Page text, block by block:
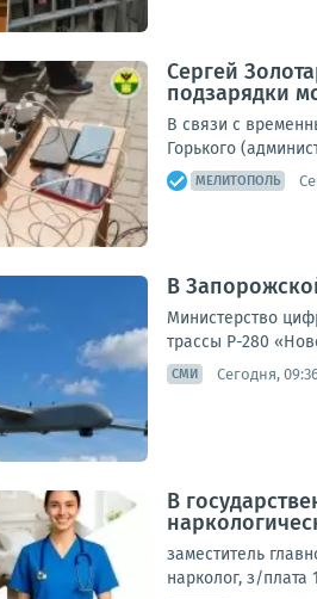
Сергей
подзарядки
В связи с
Горького
МЕЛИТОПОЛЬ
В
Министерство
трассы Р-280
СМИ Сегодня,
В
заместитель
нарколог, з/плата